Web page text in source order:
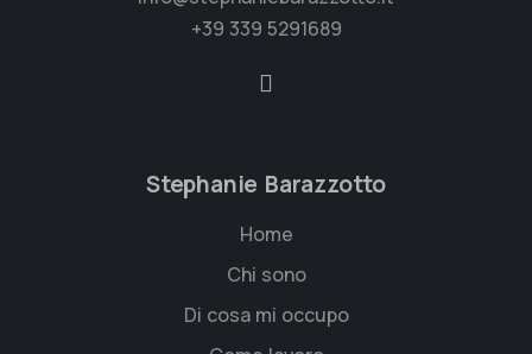
+39 339 5291689
Stephanie Barazzotto
Home
Chi sono
Di cosa mi occupo